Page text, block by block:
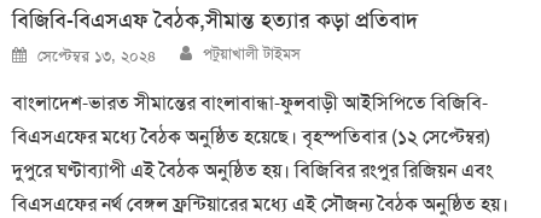
বিজিবি-বিএসএফ বৈঠক,সীমান্ত হত্যার কড়া প্রতিবাদ
Posted
on
সেপ্টেম্বর ১৩, ২০২৪ Author
পটুয়াখালী টাইমস
বাংলাদেশ-ভারত সীমান্তের বাংলাবান্ধা-ফুলবাড়ী আইসিপিতে বিজিবি-
বিএসএফের মধ্যে বৈঠক অনুষ্ঠিত হয়েছে। বৃহস্পতিবার (১২ সেপ্টেম্বর)
দুপুরে ঘণ্টাব্যাপী এই বৈঠক অনুষ্ঠিত হয়। বিজিবির রংপুর রিজিয়ন এবং
বিএসএফের নর্থ বেঙ্গল ফ্রন্টিয়ারের মধ্যে এই সৌজন্য বৈঠক অনুষ্ঠিত হয়।